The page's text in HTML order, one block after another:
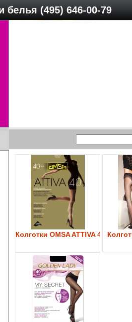
белья (495) 646-00-79
Колготки OMSA ATTIVA 40